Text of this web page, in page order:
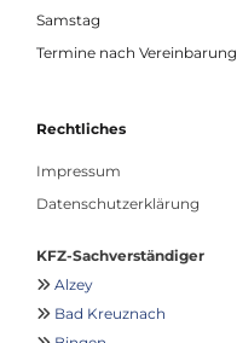
Samstag
Termine nach Vereinbarung
Rechtliches
Impressum
Datenschutzerklärung
KFZ-Sachverständiger
 Alzey
 Bad Kreuznach